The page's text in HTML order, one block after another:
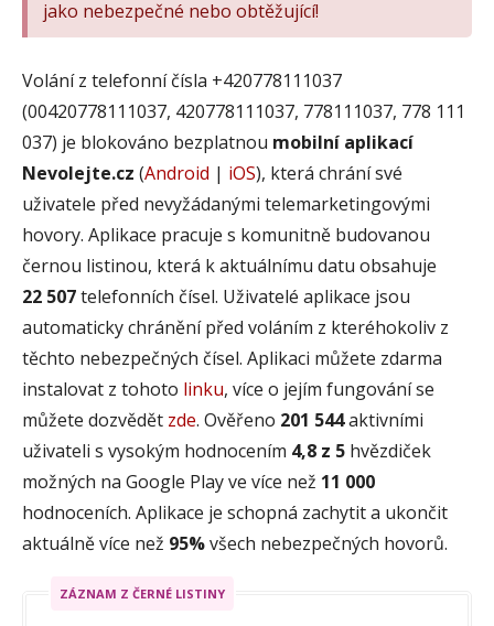
jako nebezpečné nebo obtěžující!
Volání z telefonní čísla +420778111037
(00420778111037, 420778111037, 778111037, 778 111
037) je blokováno bezplatnou mobilní aplikací
Nevolejte.cz (Android | iOS), která chrání své
uživatele před nevyžádanými telemarketingovými
hovory. Aplikace pracuje s komunitně budovanou
černou listinou, která k aktuálnímu datu obsahuje
22 507telefonních čísel. Uživatelé aplikace jsou
automaticky chránění před voláním z kteréhokoliv z
těchto nebezpečných čísel. Aplikaci můžete zdarma
instalovat z tohoto linku, více o jejím fungování se
můžete dozvědět zde. Ověřeno 201 544aktivními
uživateli s vysokým hodnocením 4,8 z 5 hvězdiček
možných na Google Play ve více než 11 000
hodnoceních. Aplikace je schopná zachytit a ukončit
aktuálně více než 95%všech nebezpečných hovorů.
ZÁZNAM Z ČERNÉ LISTINY